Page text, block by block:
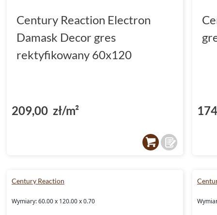
Century Reaction Electron
Damask Decor gres
rektyfikowany 60x120
209,00 zł/m²
Century Reaction
Wymiary: 60.00 x 120.00 x 0.70